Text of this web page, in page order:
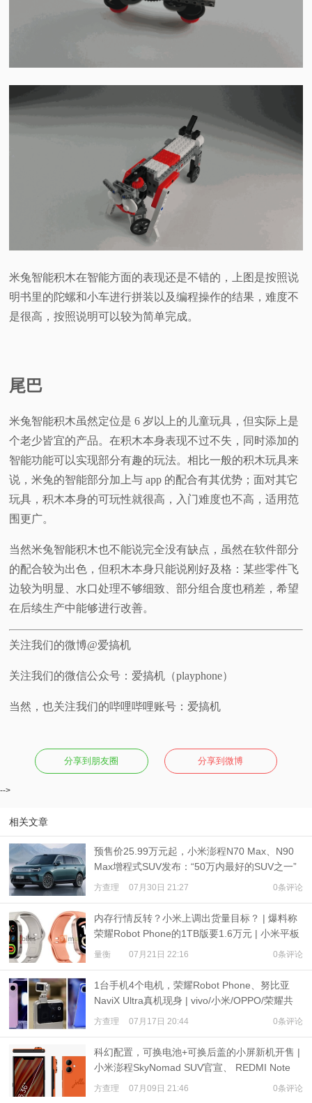
米兔智能积木在智能方面的表现还是不错的，上图是按照说
明书里的陀螺和小车进行拼装以及编程操作的结果，难度不
是很高，按照说明可以较为简单完成。
尾巴
米兔智能积木虽然定位是 6 岁以上的儿童玩具，但实际上是
个老少皆宜的产品。在积木本身表现不过不失，同时添加的
智能功能可以实现部分有趣的玩法。相比一般的积木玩具来
说，米兔的智能部分加上与 app 的配合有其优势；面对其它
玩具，积木本身的可玩性就很高，入门难度也不高，适用范
围更广。
当然米兔智能积木也不能说完全没有缺点，虽然在软件部分
的配合较为出色，但积木本身只能说刚好及格：某些零件飞
边较为明显、水口处理不够细致、部分组合度也稍差，希望
在后续生产中能够进行改善。
关注我们的微博@爱搞机
关注我们的微信公众号：爱搞机（playphone）
当然，也关注我们的哔哩哔哩账号：爱搞机
分享到朋友圈 分享到微博
-->
相关文章
预售价25.99万元起，小米澎程N70 Max、N90
Max增程式SUV发布：“50万内最好的SUV之一”
方查理 07月30日 21:27 0条评论
内存行情反转？小米上调出货量目标？ | 爆料称
荣耀Robot Phone的1TB版要1.6万元 | 小米平板
9、REDMI Watch 6现身
量衡 07月21日 22:16 0条评论
1台手机4个电机，荣耀Robot Phone、努比亚
NaviX Ultra真机现身 | vivo/小米/OPPO/荣耀共
推公平内存机制
方查理 07月17日 20:44 0条评论
科幻配置，可换电池+可换后盖的小屏新机开售 |
小米澎程SkyNomad SUV官宣、 REDMI Note
17预热
方查理 07月09日 21:46 0条评论